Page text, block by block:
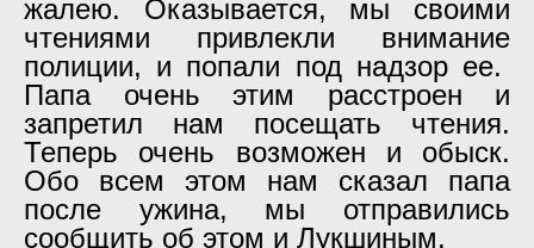
жалею. Оказывается, мы своими
чтениями привлекли внимание
полиции, и попали под надзор ее.
Папа очень этим расстроен и
запретил нам посещать чтения.
Теперь очень возможен и обыск.
Обо всем этом нам сказал папа
после ужина, мы отправились
сообщить об этом и Лукшиным.